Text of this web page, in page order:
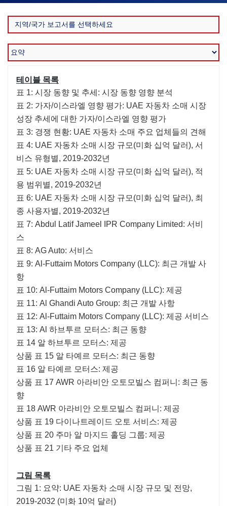
테이블 목록
표 1: 시장 동향 및 추세: 시장 동향 영향 분석
표 2: 가자/이스라엘 영향 평가: UAE 자동차 소매 시장
성장 추세에 대한 가자/이스라엘 영향 평가
표 3: 경쟁 현황: UAE 자동차 소매 주요 업체들의 견해
표 4: UAE 자동차 소매 시장 규모(미화 십억 달러), 서
비스 유형별, 2019-2032년
표 5: UAE 자동차 소매 시장 규모(미화 십억 달러), 적
용 범위별, 2019-2032년
표 6: UAE 자동차 소매 시장 규모(미화 십억 달러), 최
종 사용자별, 2019-2032년
표 7: Abdul Latif Jameel IPR Company Limited: 서비
스
표 8: AG Auto: 서비스
표 9: Al-Futtaim Motors Company (LLC): 최근 개발 사
항
표 10: Al-Futtaim Motors Company (LLC): 제공
표 11: Al Ghandi Auto Group: 최근 개발 사항
표 12: Al-Futtaim Motors Company (LLC): 제공 서비스
표 13: Al 하브투르 모터스: 최근 동향
표 14 알 하브투르 모터스: 제공
상품 표 15 알 타예르 모터스: 최근 동향
표 16 알 타예르 모터스: 제공
상품 표 17 AWR 아라비안 오토모빌스 컴퍼니: 최근 동
향
표 18 AWR 아라비안 오토모빌스 컴퍼니: 제공
상품 표 19 다이나트레이드 오토 서비스: 제공
상품 표 20 주마 알 마지드 홀딩 그룹: 제공
상품 표 21 기타 주요 업체
그림 목록
그림 1: 요약: UAE 자동차 소매 시장 규모 및 전망,
2019-2032 (미화 10억 달러)